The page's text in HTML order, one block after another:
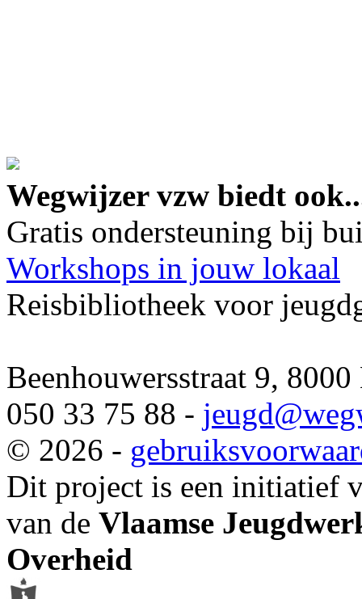
Wegwijzer vzw biedt
Gratis ondersteuning bij
Workshops in jouw lokaal
Reisbibliotheek voor
Beenhouwersstraat 9,
050 33 75 88 - jeugd
© 2026 -
Dit project is een initiatief
van de Vlaamse
Overheid